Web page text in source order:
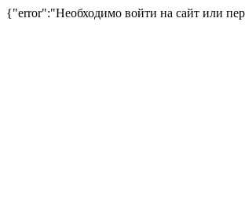
{"error":"Необходимо войти на сайт или